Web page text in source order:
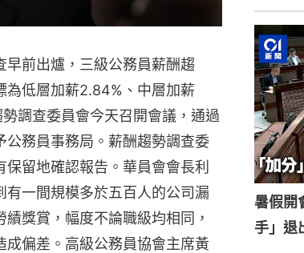
前出爐，三級公務員薪酬趨
為低層加薪2.84%、中層加薪
調查委員會今天召開會議，通過
務員事務局。薪酬趨勢調查委
留地確認報告。華員會會長利
一間規模多於五百人的公司漏
獎賞，幅度不論職級均相同，
偏差。高級公務員協會主席黃
暑假開
手」退